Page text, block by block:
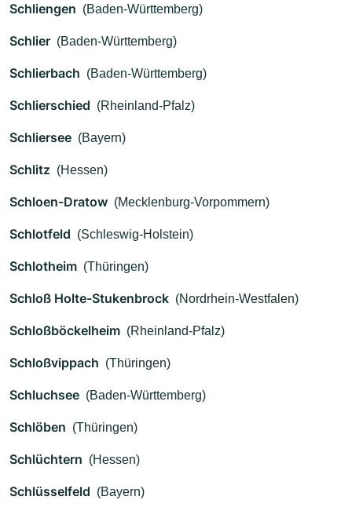
Schliengen (Baden-Württemberg)
Schlier (Baden-Württemberg)
Schlierbach (Baden-Württemberg)
Schlierschied (Rheinland-Pfalz)
Schliersee (Bayern)
Schlitz (Hessen)
Schloen-Dratow (Mecklenburg-Vorpommern)
Schlotfeld (Schleswig-Holstein)
Schlotheim (Thüringen)
Schloß Holte-Stukenbrock (Nordrhein-Westfalen)
Schloßböckelheim (Rheinland-Pfalz)
Schloßvippach (Thüringen)
Schluchsee (Baden-Württemberg)
Schlöben (Thüringen)
Schlüchtern (Hessen)
Schlüsselfeld (Bayern)